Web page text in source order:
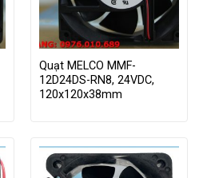
Quạt MELCO MMF-
12D24DS-RN8, 24VDC,
120x120x38mm